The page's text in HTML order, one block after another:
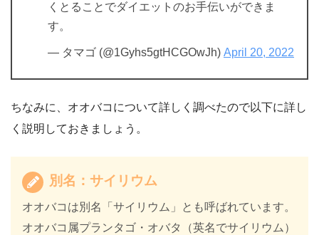
くとることでダイエットのお手伝いができま
す。
— タマゴ (@1Gyhs5gtHCGOwJh) April 20, 2022
ちなみに、オオバコについて詳しく調べたので以下に詳し
く説明しておきましょう。
別名：サイリウム
オオバコは別名「サイリウム」とも呼ばれています。
オオバコ属プランタゴ・オバタ（英名でサイリウム）